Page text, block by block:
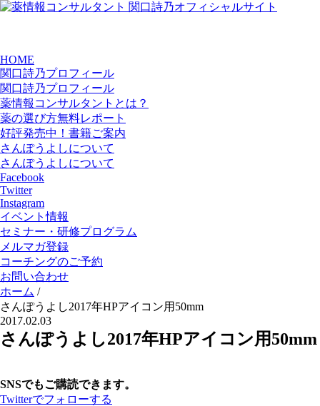
HOME
関口詩乃プロフィール
関口詩乃プロフィール
薬情報コンサルタントとは？
薬の選び方無料レポート
好評発売中！書籍ご案内
さんぽうよしについて
さんぽうよしについて
Facebook
Twitter
Instagram
イベント情報
セミナー・研修プログラム
メルマガ登録
コーチングのご予約
お問い合わせ
ホーム /
さんぽうよし2017年HPアイコン用50mm
2017.02.03
さんぽうよし2017年HPアイコン用50mm
SNSでもご購読できます。
Twitterでフォローする